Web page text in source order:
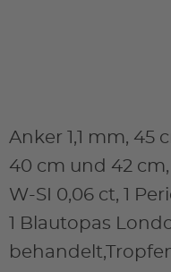
Anker 1,1 mm, 45
40 cm und 42
W-SI 0,06 ct, 1
1 Blautopas